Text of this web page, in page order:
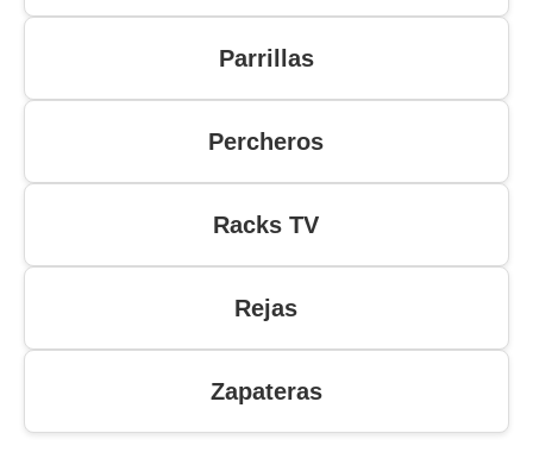
Parrillas
Percheros
Racks TV
Rejas
Zapateras